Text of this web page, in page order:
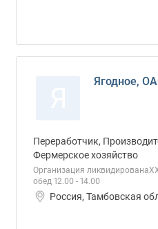
Ягодное,
Переработчик,
Фермерское хозяйство
Организация
обед 12.00 - 14.00
Россия, Тамбовская